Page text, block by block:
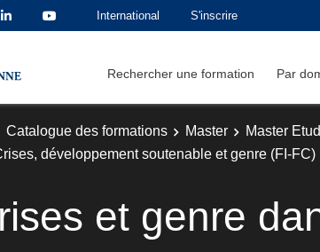
International S'inscrire
Rechercher une formation Par
Catalogue des formations Master
Master
développement soutenable et genre (FI-FC)
et genre